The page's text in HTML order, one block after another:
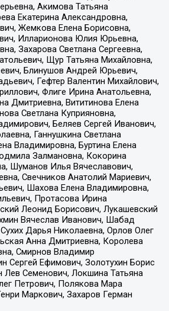
Акимова Татьяна
Екатерина Александровна,
Жемкова Елена Борисовна,
Илларионова Юлия Юрьевна,
Захарова Светлана Сергеевна,
Щур Татьяна Михайловна,
Блинушов Андрей Юрьевич,
Гефтер Валентин Михайлович,
Флиге Ирина Анатольевна,
Дмитриевна, Вититинова Елена
Светлана Куприяновна,
Беляев Сергей Иванович,
Ганнушкина Светлана
Владимировна, Буртина Елена
Залмановна, Кокорина
Шуманов Илья Вячеславович,
Свечников Анатолий Мариевич,
Шахова Елена Владимировна,
Протасова Ирина
Леонид Борисович, Лукашевский
Вячеслав Иванович, Шабад
Дарья Николаевна, Орлов Олег
Анна Дмитриевна, Королева
Смирнов Владимир
Сергей Ефимович, Золотухин Борис
Лев Семенович, Локшина Татьяна
Петрович, Полякова Мара
Маркович, Захаров Герман